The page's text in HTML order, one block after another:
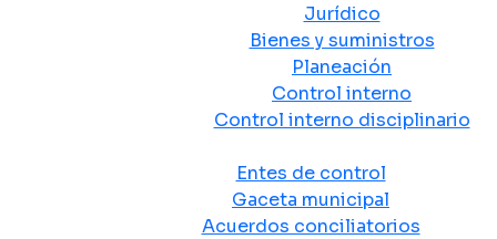
Jurídico
Bienes y suministros
Planeación
Control interno
Control interno disciplinario
Entes de control
Gaceta municipal
Acuerdos conciliatorios